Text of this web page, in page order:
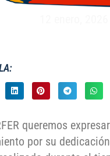
queremos
por su